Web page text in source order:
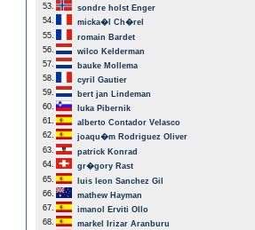
53.
sondre holst Enger
54.
micka�l Ch�rel
55.
romain Bardet
56.
wilco Kelderman
57.
bauke Mollema
58.
cyril Gautier
59.
bert jan Lindeman
60.
luka Pibernik
61.
alberto Contador Velasco
62.
joaqu�m Rodriguez Oliver
63.
patrick Konrad
64.
gr�gory Rast
65.
luis leon Sanchez Gil
66.
mathew Hayman
67.
imanol Erviti Ollo
68.
markel Irizar Aranburu